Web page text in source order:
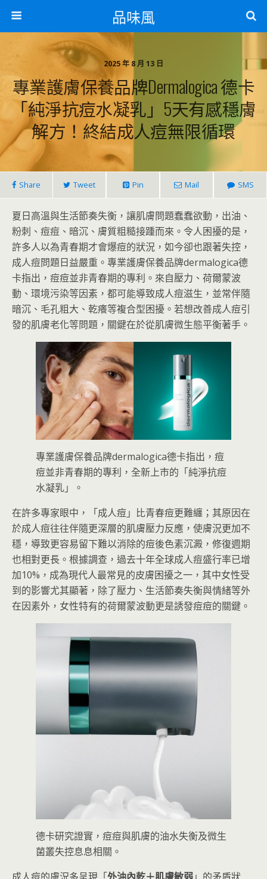
品味風
2025 年 8 月 13 日
專業護膚保養品牌dermalogica 德卡
「純淨抗痘水凝乳」5天有感穩膚
解方！終結成人痘無限循環
Share Tweet Pin Mail SMS
夏日高溫與生活節奏失衡，讓肌膚問題蠢蠢欲動，出油、
粉刺、痘痘、暗沉、膚質粗糙接踵而來。令人困擾的是，
許多人以為青春期才會爆痘的狀況，如今卻也跟著失控，
成人痘問題日益嚴重。專業護膚保養品牌dermalogica德
卡指出，痘痘並非青春期的專利。來自壓力、荷爾蒙波
動、環境污染等因素，都可能導致成人痘滋生，並常伴隨
暗沉、毛孔粗大、乾癢等複合型困擾。若想改善成人痘引
發的肌膚老化等問題，關鍵在於從肌膚微生態平衡著手。
專業護膚保養品牌dermalogica德卡指出，痘
痘並非青春期的專利，全新上市的「純淨抗痘
水凝乳」。
在許多專家眼中，「成人痘」比青春痘更難纏；其原因在
於成人痘往往伴隨更深層的肌膚壓力反應，使膚況更加不
穩，導致更容易留下難以消除的痘後色素沉澱，修復週期
也相對更長。根據調查，過去十年全球成人痘盛行率已增
加10%，成為現代人最常見的皮膚困擾之一，其中女性受
到的影響尤其顯著，除了壓力、生活節奏失衡與情緒等外
在因素外，女性特有的荷爾蒙波動更是誘發痘痘的關鍵。
德卡研究證實，痘痘與肌膚的油水失衡及微生
菌叢失控息息相關。